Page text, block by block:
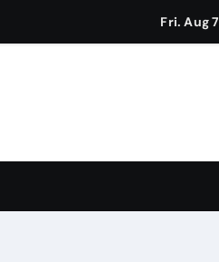
Nasha Mukt Yuva for Viksit
Fri. Aug